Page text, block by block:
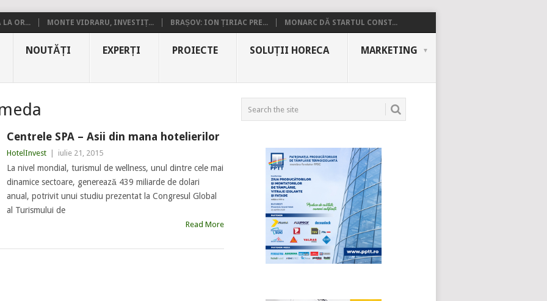
LA OR... MONTE VIDRARU, INVESTIȚ... BRAȘOV: ION ȚIRIAC PRE... MONARC DĂ STARTUL CONST...
NOUTĂȚI EXPERȚI PROIECTE SOLUȚII HORECA MARKETING
Centrele SPA – Asii din mana hotelierilor
HotelInvest iulie 21, 2015
La nivel mondial, turismul de wellness, unul dintre cele mai
dinamice sectoare, generează 439 miliarde de dolari
anual, potrivit unui studiu prezentat la Congresul Global
al Turismului de
Read More